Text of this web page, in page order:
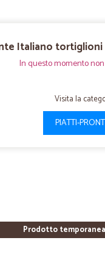
Italiano tortiglioni
In questo momento
Visita la
PIATTI-
Prodotto